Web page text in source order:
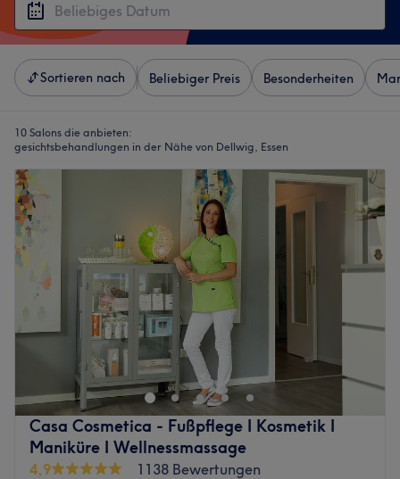
Sortieren nach Beliebiger Preis Besonderheiten
10 Salons die anbieten:
gesichtsbehandlungen in der Nähe von Dellwig, Essen
Casa Cosmetica - Fußpflege I Kosmetik I
Maniküre I Wellnessmassage
4,9
1138 Bewertungen